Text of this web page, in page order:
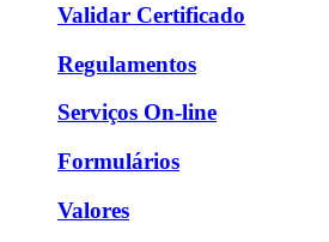
Validar Certificado
Regulamentos
Serviços On-line
Formulários
Valores